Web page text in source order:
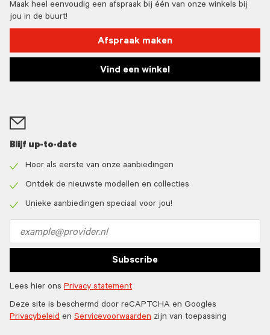
Maak heel eenvoudig een afspraak bij één van onze winkels bij
jou in de buurt!
Afspraak maken
Vind een winkel
Blijf up-to-date
icon
Hoor als eerste van onze aanbiedingen
icon
Ontdek de nieuwste modellen en collecties
Unieke aanbiedingen speciaal voor jou!
address
Subscribe
Lees hier ons Privacy statement
Deze site is beschermd door reCAPTCHA en Googles
Privacybeleid en Servicevoorwaarden zijn van toepassing